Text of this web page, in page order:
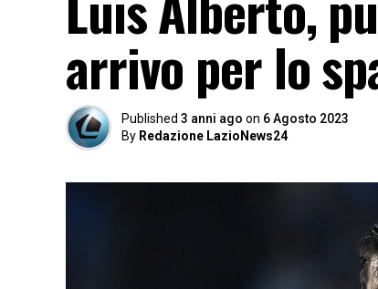
arrivo per lo
Published 3 anni ago on 6 Agosto 2023
By Redazione LazioNews24